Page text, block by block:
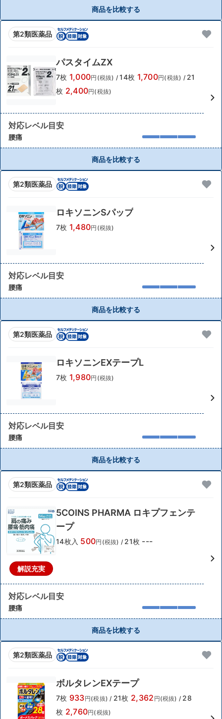
商品を比較する
第2類医薬品
パスタイムZX
7枚 1,000円(税抜) / 14枚 1,700円(税抜) / 21
枚 2,400円(税抜)
対応レベル目安
腰痛
商品を比較する
第2類医薬品
ロキソニンSパップ
7枚 1,480円(税抜)
対応レベル目安
腰痛
商品を比較する
第2類医薬品
ロキソニンEXテープL
7枚 1,980円(税抜)
対応レベル目安
腰痛
商品を比較する
第2類医薬品
解説充実
5COINS PHARMA ロキプフェンテ
ープ
14枚入 500円(税抜) / 21枚 ---
対応レベル目安
腰痛
商品を比較する
第2類医薬品
ボルタレンEXテープ
7枚 933円(税抜) / 21枚 2,362 円(税抜) / 28
枚 2,760円(税抜)